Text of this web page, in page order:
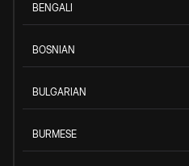
BENGALI
BOSNIAN
BULGARIAN
BURMESE